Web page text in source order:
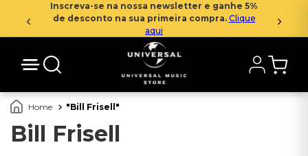
Inscreva-se na nossa newsletter e ganhe 5%
de desconto na sua primeira compra. Clique
aqui
Bill Frisell
Bill Frisell